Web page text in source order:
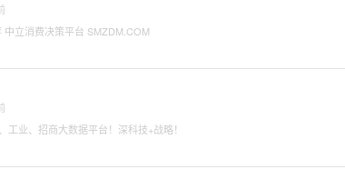
中立消费决策平台 SMZDM.COM
工业、招商大数据平台！深科技+战略！